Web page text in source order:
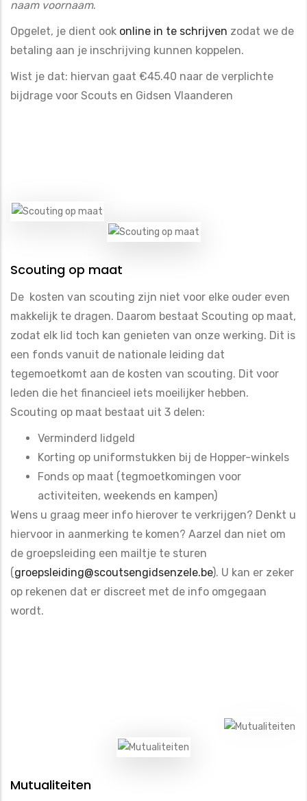
naam voornaam.
Opgelet, je dient ook online in te schrijven zodat we de
betaling aan je inschrijving kunnen koppelen.
Wist je dat: hiervan gaat €45.40 naar de verplichte
bijdrage voor Scouts en Gidsen Vlaanderen
Scouting op maat
De kosten van scouting zijn niet voor elke ouder even
makkelijk te dragen. Daarom bestaat Scouting op maat,
zodat elk lid toch kan genieten van onze werking. Dit is
een fonds vanuit de nationale leiding dat
tegemoetkomt aan de kosten van scouting. Dit voor
leden die het financieel iets moeilijker hebben.
Scouting op maat bestaat uit 3 delen:
Verminderd lidgeld
Korting op uniformstukken bij de Hopper-winkels
Fonds op maat (tegmoetkomingen voor
activiteiten, weekends en kampen)
Wens u graag meer info hierover te verkrijgen? Denkt u
hiervoor in aanmerking te komen? Aarzel dan niet om
de groepsleiding een mailtje te sturen
(groepsleiding@scoutsengidsenzele.be). U kan er zeker
op rekenen dat er discreet met de info omgegaan
wordt.
Mutualiteiten